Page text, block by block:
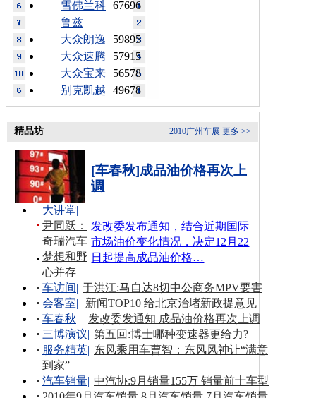
67696
雪佛兰科
鲁兹
59895
大众朗逸
57915
大众速腾
56578
大众宝来
49678
别克凯越
更多 >>
2010广州车展
精品坊
[车春秋]成品油价格再次上
调
发改委发布通知，结合近期国际
市场油价变化情况，决定12月22
日起提高成品油价格…
大讲堂|
尹同跃：
奇瑞汽车
梦想和野
心并存
车访间| 于洪江:马自达8切中公商务MPV要害
会客室|
新闻TOP10 给北京治堵新政提意见
车春秋 |
发改委发通知 成品油价格再次上调
三博演议| 第五回:博士哪种变速器更给力?
服务精英| 东风乘用车曹智：东风风神让“满意
到家”
汽车销量| 中汽协:9月销量155万 销量前十车型